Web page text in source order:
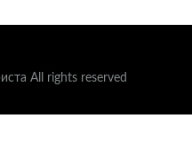
All rights reserved